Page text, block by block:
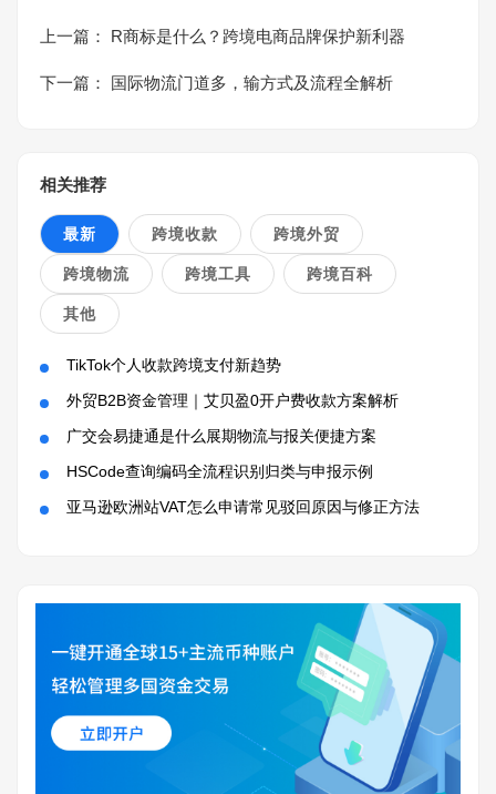
上一篇： R商标是什么？跨境电商品牌保护新利器
下一篇： 国际物流门道多，输方式及流程全解析
相关推荐
最新 跨境收款 跨境外贸
跨境物流 跨境工具 跨境百科
其他
TikTok个人收款跨境支付新趋势
外贸B2B资金管理｜艾贝盈0开户费收款方案解析
广交会易捷通是什么展期物流与报关便捷方案
HSCode查询编码全流程识别归类与申报示例
亚马逊欧洲站VAT怎么申请常见驳回原因与修正方法